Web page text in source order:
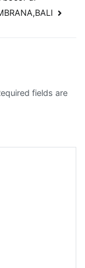
fields are